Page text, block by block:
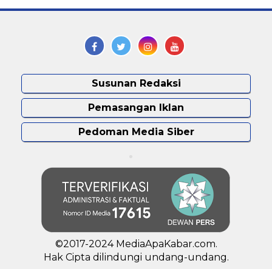
Susunan Redaksi
Pemasangan Iklan
Pedoman Media Siber
©2017-2024 MediaApaKabar.com.
Hak Cipta dilindungi undang-undang.